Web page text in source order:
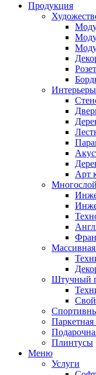
Продукция
Интерьеры
Арт
Массивная
Штучный
Плинтусы
Меню
Услуги